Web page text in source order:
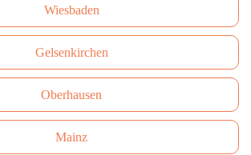
Wiesbaden
Gelsenkirchen
Oberhausen
Mainz